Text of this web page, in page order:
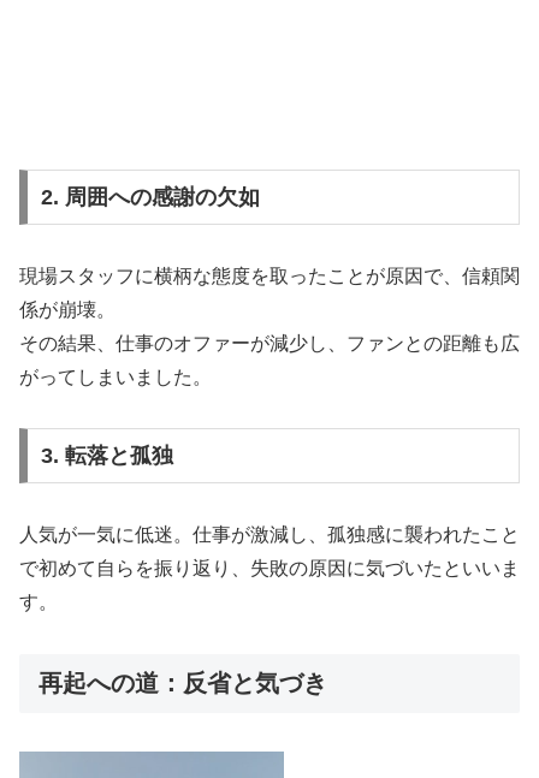
2. 周囲への感謝の欠如
現場スタッフに横柄な態度を取ったことが原因で、信頼関
係が崩壊。
その結果、仕事のオファーが減少し、ファンとの距離も広
がってしまいました。
3. 転落と孤独
人気が一気に低迷。仕事が激減し、孤独感に襲われたこと
で初めて自らを振り返り、失敗の原因に気づいたといいま
す。
再起への道：反省と気づき